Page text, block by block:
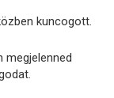
kuncogott.
megjelenned